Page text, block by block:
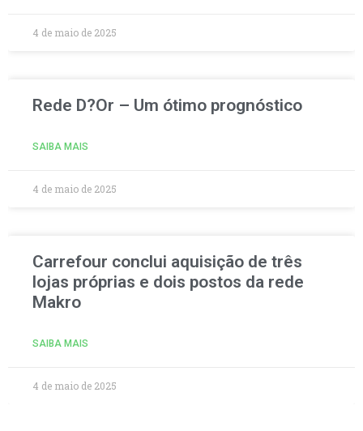
4 de maio de 2025
Rede D?Or – Um ótimo prognóstico
SAIBA MAIS
4 de maio de 2025
Carrefour conclui aquisição de três
lojas próprias e dois postos da rede
Makro
SAIBA MAIS
4 de maio de 2025